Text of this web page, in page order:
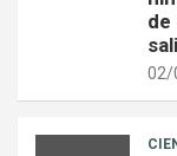
de
02/